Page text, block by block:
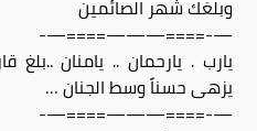
وبلغك شهر الصائمين
—-====———====—-
يارب . يارحمان .. يامنان ..بلغ
يزهى حسناً وسط الجنان …
—-====———====—-